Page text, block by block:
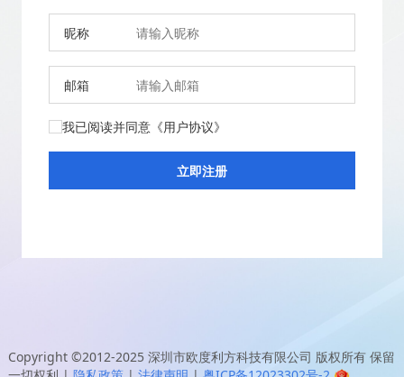
昵称
邮箱
我已阅读并同意 《用户协议》
Copyright ©2012-2025 深圳市欧度利方科技有限公司 版权所有 保留